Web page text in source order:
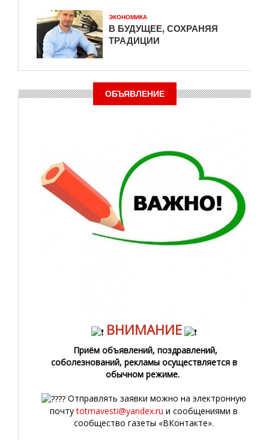
ЭКОНОМИКА
В БУДУЩЕЕ, СОХРАНЯЯ
ТРАДИЦИИ
ОБЪЯВЛЕНИЕ
ВНИМАНИЕ
Приём объявлений, поздравлений,
соболезнований, рекламы осуществляется в
обычном режиме.
Отправлять заявки можно на электронную
почтуtotmavesti@yandex.ru и сообщениями в
сообщество газеты «ВКонтакте».